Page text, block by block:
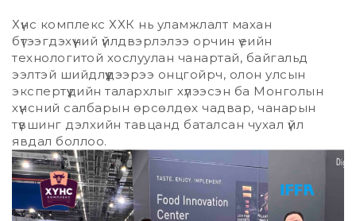
Хүнс комплекс ХХК нь уламжлалт махан
бүтээгдэхүүний үйлдвэрлэлээ орчин үеийн
технологитой хослуулан чанартай, байгальд
ээлтэй шийдлүүдээрээ онцгойрч, олон улсын
экспертүүдийн талархлыг хүлээсэн ба Монголын
хүнсний салбарын өрсөлдөх чадвар, чанарын
түвшинг дэлхийн тавцанд баталсан чухал үйл
явдал боллоо.